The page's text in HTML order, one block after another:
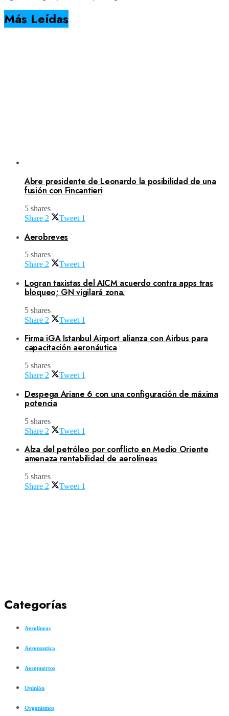
Más Leídas
Abre presidente de Leonardo la posibilidad de una
fusión con Fincantieri
5 shares
Share 2 Tweet 1
Aerobreves
5 shares
Share 2 Tweet 1
Logran taxistas del AICM acuerdo contra apps tras
bloqueo; GN vigilará zona.
5 shares
Share 2 Tweet 1
Firma iGA Istanbul Airport alianza con Airbus para
capacitación aeronáutica
5 shares
Share 2 Tweet 1
Despega Ariane 6 con una configuración de máxima
potencia
5 shares
Share 2 Tweet 1
Alza del petróleo por conflicto en Medio Oriente
amenaza rentabilidad de aerolíneas
5 shares
Share 2 Tweet 1
Categorías
Aerolíneas
Aeronautica
Aeropuertos
Opinión
Organismos